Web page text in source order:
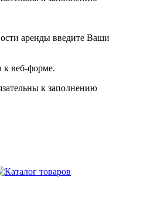
аренды введите Ваши
к веб-форме.
к заполнению